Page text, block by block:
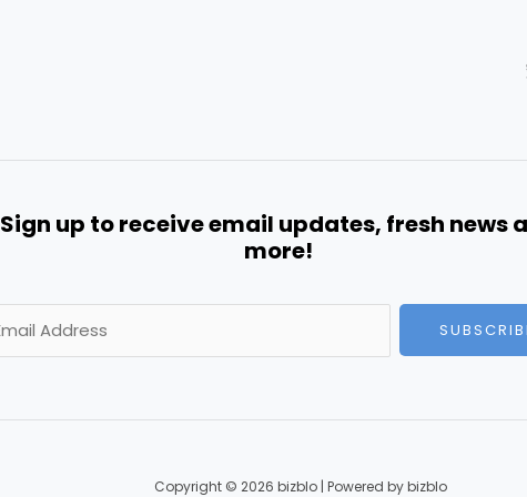
Sign up to receive email updates, fresh news
more!
Copyright © 2026 bizblo | Powered by bizblo